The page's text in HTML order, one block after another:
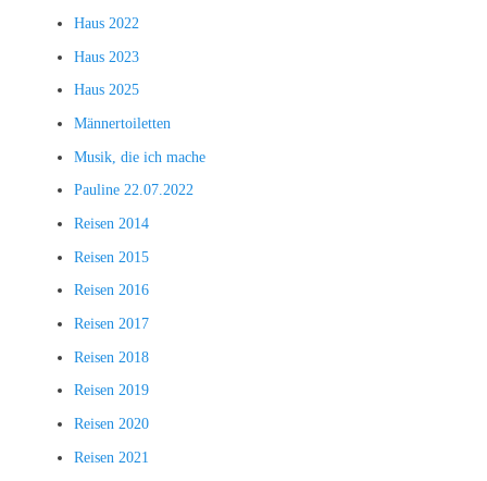
Haus 2022
Haus 2023
Haus 2025
Männertoiletten
Musik, die ich mache
Pauline 22.07.2022
Reisen 2014
Reisen 2015
Reisen 2016
Reisen 2017
Reisen 2018
Reisen 2019
Reisen 2020
Reisen 2021